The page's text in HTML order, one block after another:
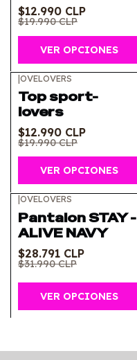
$12.990 CLP
$19.990 CLP
VER OPCIONES
|OVELOVERS
Top sport-
lovers
$12.990 CLP
$19.990 CLP
VER OPCIONES
|OVELOVERS
Pantalon STAY -
ALIVE NAVY
$28.791 CLP
$31.990 CLP
VER OPCIONES